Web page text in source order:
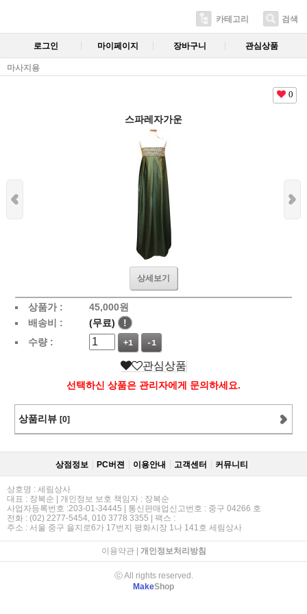
카테고리 검색
로그인 마이페이지 장바구니 관심상품
마사지용
0
스파레자가운
상세보기
상품가 : 45,000원
배송비 :
(무료)
!
수량 :
+1 -1
관심상품
선택하신 상품은 관리자에게 문의하세요.
상품리뷰 [0]
상점정보 PC버젼 이용안내 고객센터 커뮤니티
상호명 : 세림상사
대표 : 장복순 | 개인정보 보호 책임자 : 장복순
사업자등록번호 :203-01-34445 | 통신판매업신고번호 : 중구 04266 호
전화 : (02) 2277-5454, 010 3778 3355 | 팩스 :
주소 : 서울 중구 을지로6가 17번지 평화시장 1나 141호 세림상사
이용약관| 개인정보처리방침
ⓒ All rights reserved.
MakeShop